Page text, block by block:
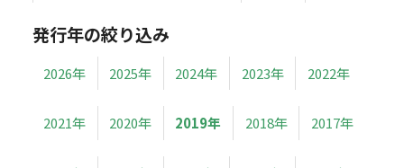
発行年の絞り込み
2026年 2025年 2024年 2023年 2022年
2021年 2020年 2019年 2018年 2017年